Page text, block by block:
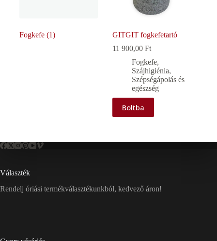
Fogkefe (1)
GITGIT fogkefetartó
11 900,00Ft
Fogkefe,
Szájhigiénia,
Szépségápolás és
egészség
Boltba
Választék
Rendelj óriási termékválasztékunkból, kedvező áron!